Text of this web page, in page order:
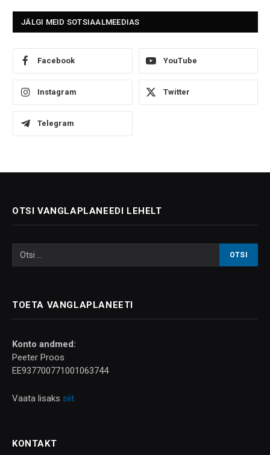
JÄLGI MEID SOTSIAALMEEDIAS
Facebook YouTube
Instagram Twitter
Telegram
OTSI VANGLAPLANEEDI LEHELT
TOETA VANGLAPLANEETI
Konto andmed:
Peeter Proos
EE937700771001063744
Vaata lisaks siit
KONTAKT